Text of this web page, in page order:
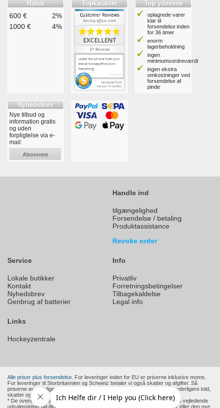
Rabat
600 €
2%
1000 €
4%
Topkarakter Top ydeevne
oplagrede varer
klar til
forsendelse inden
for 36 timer
enorm
lagerbeholdning
ingen
minimumsordreværdi
ingen ekstra
omkostninger ved
forsendelse af
pinde
Nyhedsbrev
Nye tilbud og
information gratis
og uden
forpligtelse via e-
mail:
Abonnere
Handle ind
tilgængelighed
Forsendelse / betaling
Produktassistance
Revoke order
Service
Lokale butikker
Kontakt
Nyhedsbrev
Genbrug af batterier
Info
Privatliv
Forretningsbetingelser
Tilbagekaldelse
Legal info
Links
Hockeyzentrale
Alle priser plus forsendelse. For leveringer inden for EU er priserne inklusive moms.
For leveringer til Storbritannien og Schweiz betaler vi også skatter og afgifter. Så
priserne er endelige priser for dem. Andre lande uden for EU anvender yderligere told,
skatter og afgifter.
* De overstregede priser er producentens eller en europæisk forhandlers vejledende
udsalgspriser på det tidspunkt, hvor produktet blev tilføjet til vores shop, eller den nye